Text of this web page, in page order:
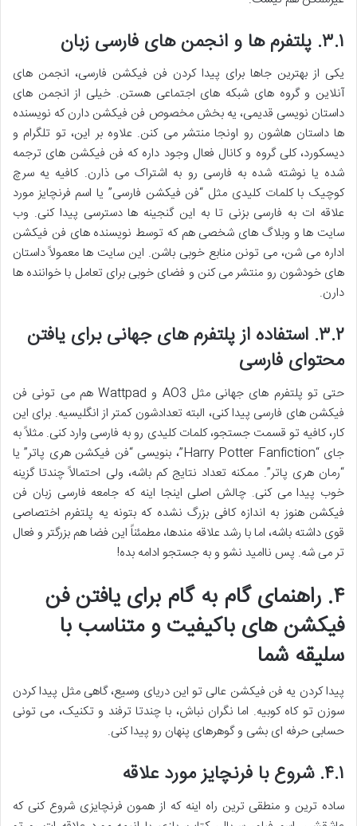
۳.۱. پلتفرم ها و انجمن های فارسی زبان
یکی از بهترین جاها برای پیدا کردن فن فیکشن فارسی، انجمن های
آنلاین و گروه های شبکه های اجتماعی هستن. خیلی از انجمن های
داستان نویسی قدیمی، یه بخش مخصوص فن فیکشن دارن که نویسنده
ها داستان هاشون رو اونجا منتشر می کنن. علاوه بر این، تو تلگرام و
دیسکورد، کلی گروه و کانال فعال وجود داره که فن فیکشن های ترجمه
شده یا نوشته شده به فارسی رو به اشتراک می ذارن. کافیه یه سرچ
کوچیک با کلمات کلیدی مثل “فن فیکشن فارسی” یا اسم فرنچایز مورد
علاقه ات به فارسی بزنی تا به این گنجینه ها دسترسی پیدا کنی. وب
سایت ها و وبلاگ های شخصی هم که توسط نویسنده های فن فیکشن
اداره می شن، می تونن منابع خوبی باشن. این سایت ها معمولاً داستان
های خودشون رو منتشر می کنن و فضای خوبی برای تعامل با خواننده ها
دارن.
۳.۲. استفاده از پلتفرم های جهانی برای یافتن
محتوای فارسی
حتی تو پلتفرم های جهانی مثل AO3 و Wattpad هم می تونی فن
فیکشن های فارسی پیدا کنی، البته تعدادشون کمتر از انگلیسیه. برای این
کار، کافیه تو قسمت جستجو، کلمات کلیدی رو به فارسی وارد کنی. مثلاً به
جای “Harry Potter Fanfiction”، بنویسی “فن فیکشن هری پاتر” یا
“رمان هری پاتر”. ممکنه تعداد نتایج کم باشه، ولی احتمالاً چندتا گزینه
خوب پیدا می کنی. چالش اصلی اینجا اینه که جامعه فارسی زبان فن
فیکشن هنوز به اندازه کافی بزرگ نشده که بتونه یه پلتفرم اختصاصی
قوی داشته باشه، اما با رشد علاقه مندها، مطمئناً این فضا هم بزرگتر و فعال
تر می شه. پس ناامید نشو و به جستجو ادامه بده!
۴. راهنمای گام به گام برای یافتن فن
فیکشن های باکیفیت و متناسب با
سلیقه شما
پیدا کردن یه فن فیکشن عالی تو این دریای وسیع، گاهی مثل پیدا کردن
سوزن تو کاه کوبیه. اما نگران نباش، با چندتا ترفند و تکنیک، می تونی
حسابی حرفه ای بشی و گوهرهای پنهان رو پیدا کنی.
۴.۱. شروع با فرنچایز مورد علاقه
ساده ترین و منطقی ترین راه اینه که از همون فرنچایزی شروع کنی که